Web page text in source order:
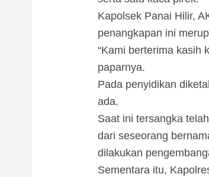
Kapolsek Panai Hilir,
penangkapan ini
“Kami berterima kasih
paparnya.
Pada penyidikan
ada.
Saat ini tersangka
dari seseorang
dilakukan
Sementara itu,